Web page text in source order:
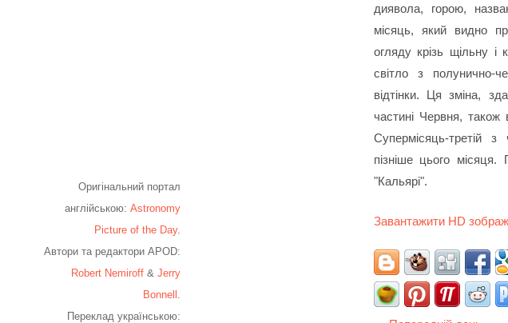
Оригінальний портал
англійською:Astronomy
Picture of the Day.
Автори та редактори APOD:
Robert Nemiroff &Jerry
Bonnell
Переклад українською:
диявола, горою,
місяць, який видно
огляду крізь щільну
світло з полунично-
відтінки. Ця зміна,
частині Червня,
Супермісяць-третій з
пізніше цього
"Кальярі".
Завантажити HD